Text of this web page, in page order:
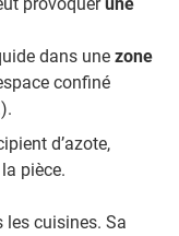
dans une zone
confiné
d’azote,
pièce.
les cuisines. Sa